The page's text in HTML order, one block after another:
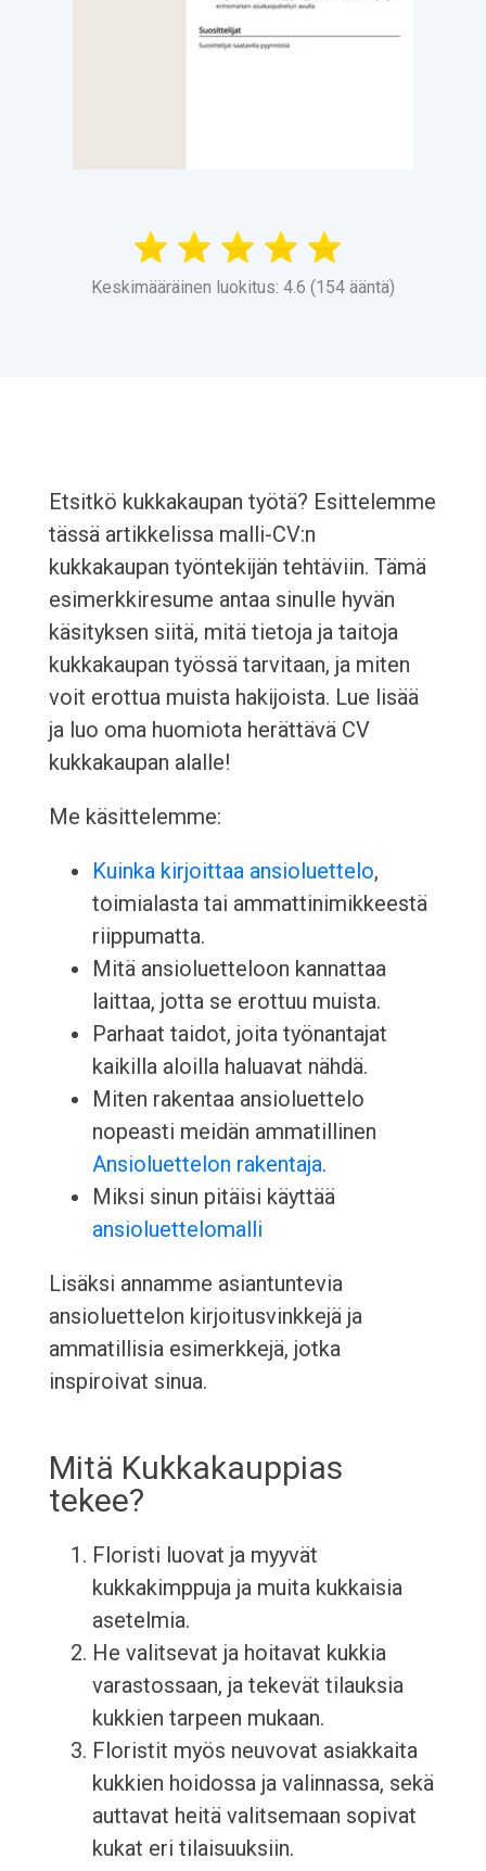
Keskimääräinen luokitus: 4.6 (154 ääntä)
Etsitkö kukkakaupan työtä? Esittelemme
tässä artikkelissa malli-CV:n
kukkakaupan työntekijän tehtäviin. Tämä
esimerkkiresume antaa sinulle hyvän
käsityksen siitä, mitä tietoja ja taitoja
kukkakaupan työssä tarvitaan, ja miten
voit erottua muista hakijoista. Lue lisää
ja luo oma huomiota herättävä CV
kukkakaupan alalle!
Me käsittelemme:
Kuinka kirjoittaa ansioluettelo,
toimialasta tai ammattinimikkeestä
riippumatta.
Mitä ansioluetteloon kannattaa
laittaa, jotta se erottuu muista.
Parhaat taidot, joita työnantajat
kaikilla aloilla haluavat nähdä.
Miten rakentaa ansioluettelo
nopeasti meidän ammatillinen
Ansioluettelon rakentaja.
Miksi sinun pitäisi käyttää
ansioluettelomalli
Lisäksi annamme asiantuntevia
ansioluettelon kirjoitusvinkkejä ja
ammatillisia esimerkkejä, jotka
inspiroivat sinua.
Mitä Kukkakauppias
tekee?
Floristi luovat ja myyvät
kukkakimppuja ja muita kukkaisia
asetelmia.
He valitsevat ja hoitavat kukkia
varastossaan, ja tekevät tilauksia
kukkien tarpeen mukaan.
Floristit myös neuvovat asiakkaita
kukkien hoidossa ja valinnassa, sekä
auttavat heitä valitsemaan sopivat
kukat eri tilaisuuksiin.